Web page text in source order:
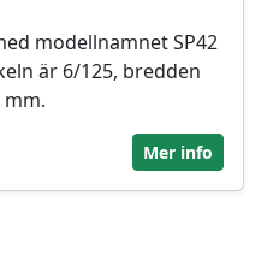
modellnamnet SP42
är 6/125, bredden
mm.
Mer info